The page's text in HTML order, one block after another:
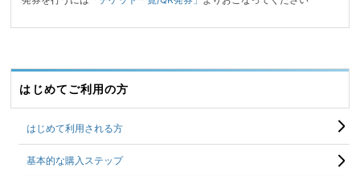
はじめてご利用の方
はじめて利用される方
基本的な購入ステップ